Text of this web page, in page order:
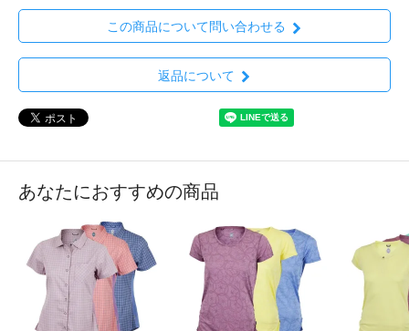
この商品について問い合わせる
返品について
あなたにおすすめの商品